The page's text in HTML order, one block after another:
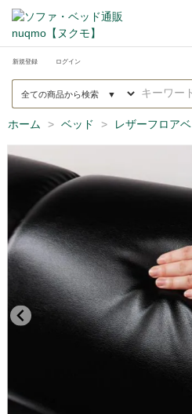
新規登録 ログイン
ホーム ベッド レザーフロア